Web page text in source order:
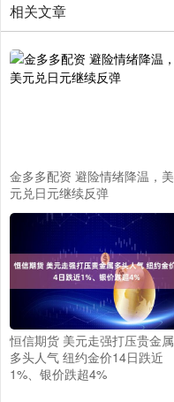
相关文章
金多多配资 避险情绪降温，美
元兑日元继续反弹
恒信期货 美元走强打压贵金属
多头人气 纽约金价14日跌近
1%、银价跌超4%